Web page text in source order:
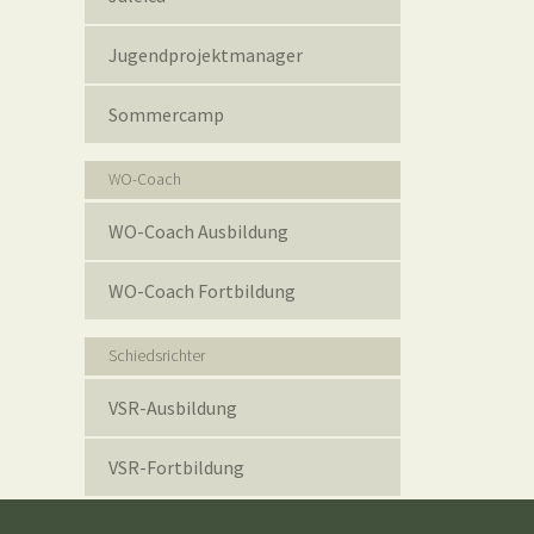
Jugendprojektmanager
Sommercamp
WO-Coach
WO-Coach Ausbildung
WO-Coach Fortbildung
Schiedsrichter
VSR-Ausbildung
VSR-Fortbildung